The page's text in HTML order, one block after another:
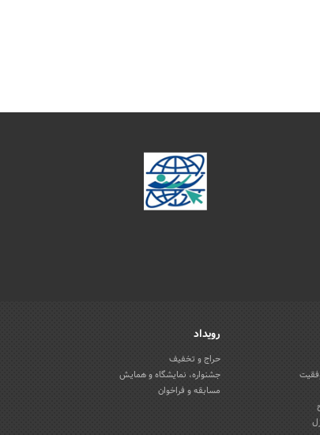
رویداد
حراج و تخفیف
جشنواره، نمایشگاه و همایش
مسابقه و فراخوان